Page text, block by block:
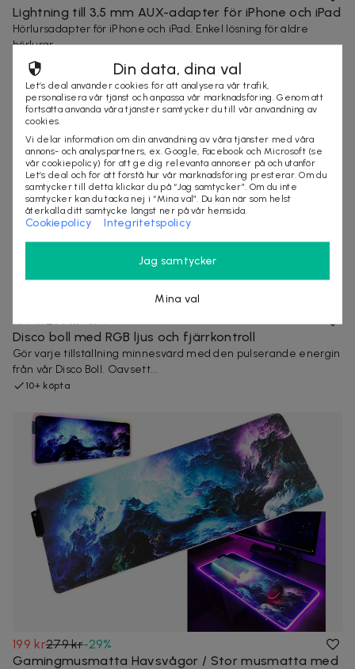
Lightning till 3,5 mm AUX-adapter för iPhone och iPad
Hörlursadapter för iPhone och iPad. Enkel lösning för äldre
hörlurar.
2 köpta Snabb leverans
Disco boll med RGB ljus och fjärrkontroll
Gör varje tillställning minnesvärd med den pulserande energin
från vår Disco Boll. Oavsett...
10+ köpta
199 kr279 kr-29%
Gamingmusmatta Havsvågor / Stor musmatta med
Din data, dina val
Let’s deal använder cookies för att analysera vår trafik,
personalisera vår tjänst och anpassa vår marknadsföring. Genom att
fortsätta använda våra tjänster samtycker du till vår användning av
cookies.
Vi delar information om din användning av våra tjänster med våra
annons- och analyspartners, ex. Google, Facebook och Microsoft (se
vår cookiepolicy) för att ge dig relevanta annonser på och utanför
Let’s deal och för att förstå hur vår marknadsföring presterar. Om du
samtycker till detta klickar du på “Jag samtycker”. Om du inte
samtycker kan du tacka nej i “Mina val”. Du kan när som helst
återkalla ditt samtycke längst ner på vår hemsida.
Cookiepolicy Integritetspolicy
Jag samtycker
Mina val